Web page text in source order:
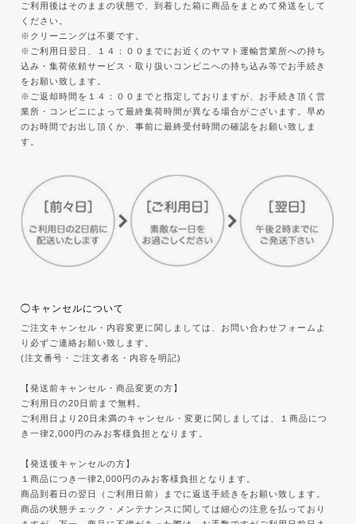
ご利用後はそのままの状態で、到着した箱に商品をまとめて発送をして
ください。
※クリーニングは不要です。
※ご利用日翌日、１４：００までにお近くのヤマト運輸営業所への持ち
込み・集荷依頼サービス・取り扱いコンビニへの持ち込み等でお手続き
をお願い致します。
※ご返却時間を１４：００までと指定しておりますが、お手続き頂く営
業所・コンビニによって最終集荷時間が異なる場合がございます。早め
のお時間でお出し頂くか、事前に最終受付時間の確認をお願い致しま
す。
◯キャンセルについて
ご注文キャンセル・内容変更に関しましては、お問い合わせフォームよ
り必ずご連絡お願い致します。
(注文番号・ご注文者名・内容を明記)
【発送前キャンセル・商品変更の方】
ご利用日の20日前まで無料。
ご利用日より20日未満のキャンセル・変更に関しましては、１商品につ
き一律2,000円のみお客様負担となります。
【発送後キャンセルの方】
１商品につき一律2,000円のみお客様負担となります。
商品到着日の翌日（ご利用日前）までに返送手続きをお願い致します。
商品の状態チェック・メンテナンスに関しては細心の注意を払っており